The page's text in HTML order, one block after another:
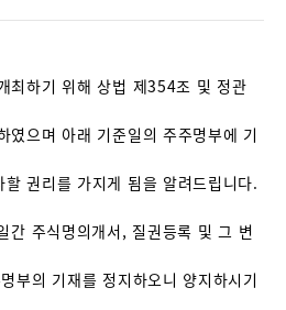
최하기 위해 상법 제354조 및 정관
였으며 아래 기준일의 주주명부에 기
권리를 가지게 됨을 알려드립니다.
간 주식명의개서, 질권등록 및 그 변
부의 기재를 정지하오니 양지하시기